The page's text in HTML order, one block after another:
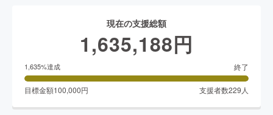
現在の支援総額
1,635,188円
1,635%達成 終了
目標金額100,000円 支援者数229 人